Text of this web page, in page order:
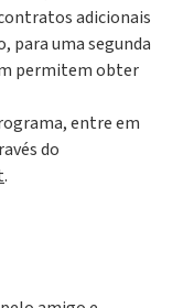
adicionais
para uma segunda
permitem obter
entre em
do
.